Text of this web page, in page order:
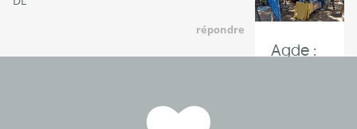
Agde :
répondre